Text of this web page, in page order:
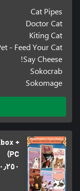
Cat Pipes
Doctor Cat
Kiting Cat
- Feed Your Cat
Say Cheese!
Sokocrab
Sokomage
+
PC)
١٠٫٢٥٠